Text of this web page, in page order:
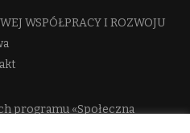
WSPÓŁPRACY I ROZWOJU​
programu «Społeczna